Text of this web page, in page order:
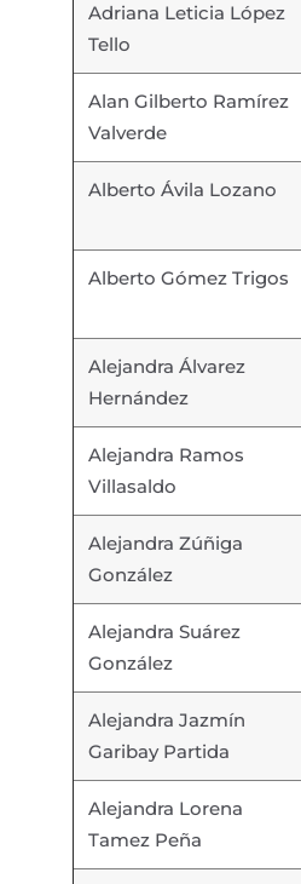
Adriana Leticia López
Tello
Alan Gilberto Ramírez
Valverde
Alberto Ávila Lozano
Alberto Gómez Trigos
Alejandra Álvarez
Hernández
Alejandra Ramos
Villasaldo
Alejandra Zúñiga
González
Alejandra Suárez
González
Alejandra Jazmín
Garibay Partida
Alejandra Lorena
Tamez Peña